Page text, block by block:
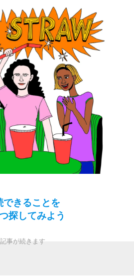
できることを
探してみよう